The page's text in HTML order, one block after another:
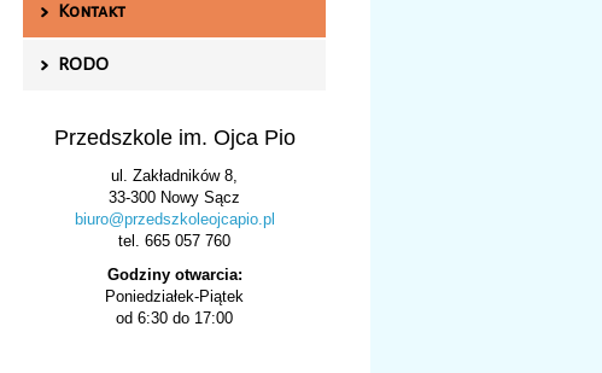
Kontakt
RODO
Przedszkole im. Ojca Pio
ul. Zakładników 8,
33-300 Nowy Sącz
biuro@przedszkoleojcapio.pl
tel. 665 057 760
Godziny otwarcia:
Poniedziałek-Piątek
od 6:30 do 17:00